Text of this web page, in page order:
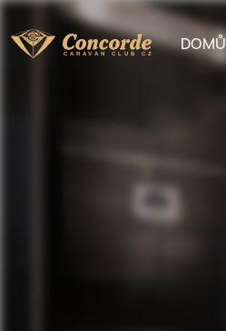
C ARAVAN CLUB CZ DOMŮ